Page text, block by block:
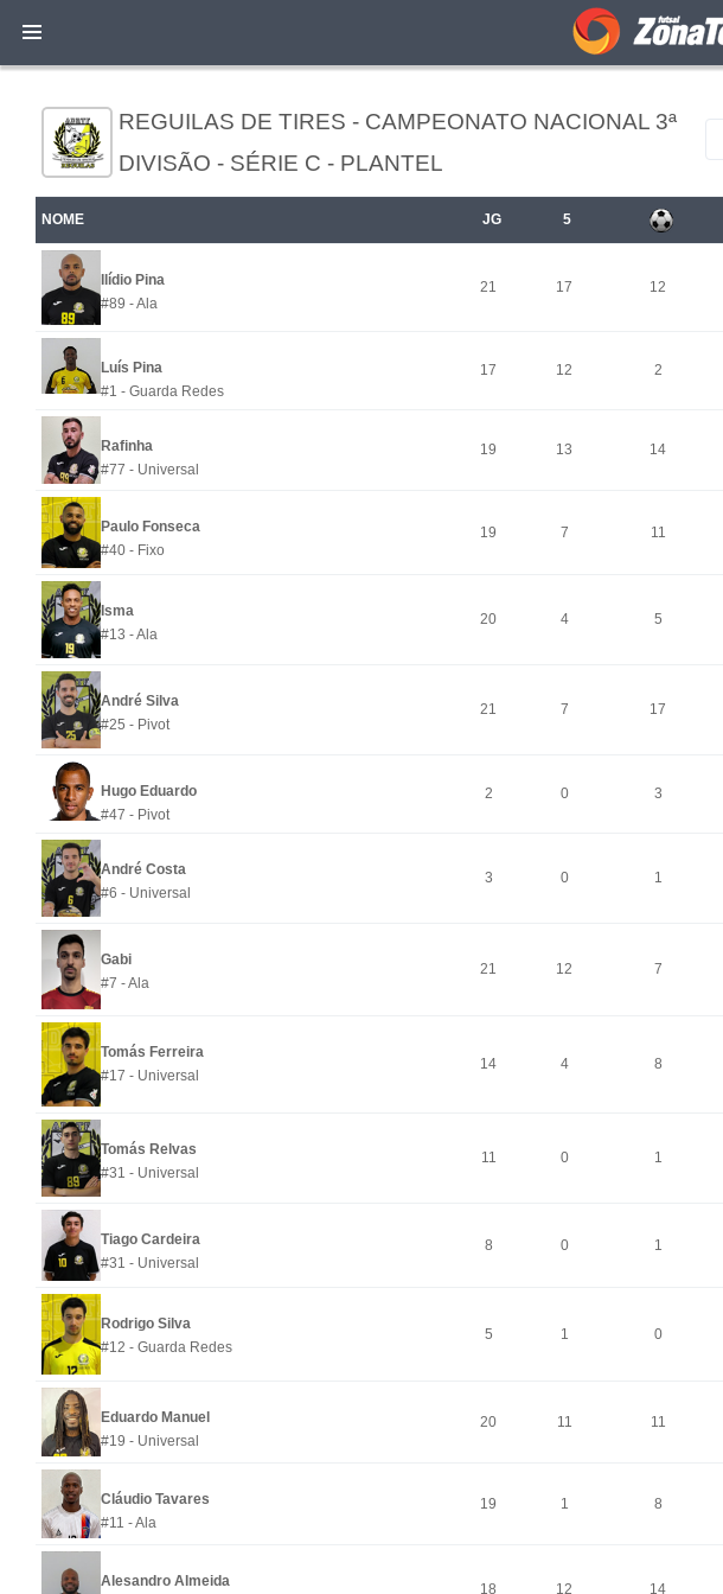
REGUILAS DE TIRES - CAMPEONATO NACIONAL 3ª
DIVISÃO - SÉRIE C - PLANTEL
NOME JG 5
Ilídio Pina
#89 - Ala
21 17 12
Luís Pina
#1 - Guarda Redes
17 12 2
Rafinha
#77 - Universal
19 13 14
Paulo Fonseca
#40 - Fixo
19 7 11
Isma
#13 - Ala
20 4 5
André Silva
#25 - Pivot
21 7 17
Hugo Eduardo
#47 - Pivot
2 0 3
André Costa
#6 - Universal
3 0 1
Gabi
#7 - Ala
21 12 7
Tomás Ferreira
#17 - Universal
14 4 8
Tomás Relvas
#31 - Universal
11 0 1
Tiago Cardeira
#31 - Universal
8 0 1
Rodrigo Silva
#12 - Guarda Redes
5 1 0
Eduardo Manuel
#19 - Universal
20 11 11
Cláudio Tavares
#11 - Ala
19 1 8
Alesandro Almeida 18 12 14